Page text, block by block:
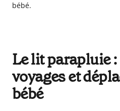
bébé.
Le lit parapluie
voyages et
bébé